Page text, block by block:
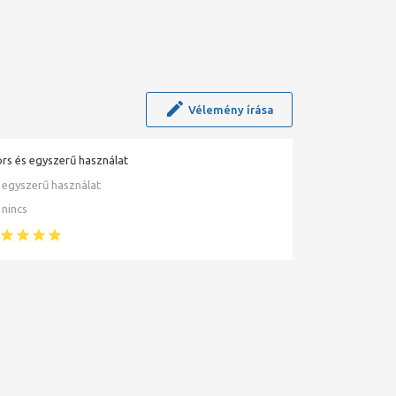
Vélemény írása
és egyszerű használat
egyszerű használat
nincs